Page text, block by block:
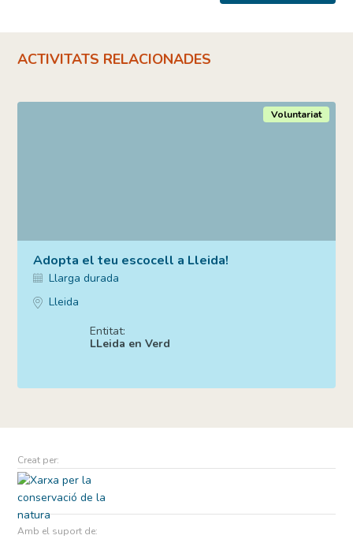
ACTIVITATS RELACIONADES
Adopta el teu escocell a Lleida!
Llarga durada
Lleida
Voluntariat
Entitat:
LLeida en Verd
Creat per:
Amb el suport de: